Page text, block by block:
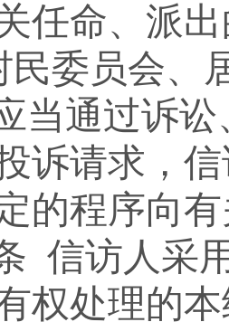
任命、派
民委员会、
当通过诉
诉请求，
的程序向
信访人采
权处理的